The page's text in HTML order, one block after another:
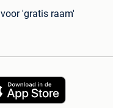
voor 'gratis raam'